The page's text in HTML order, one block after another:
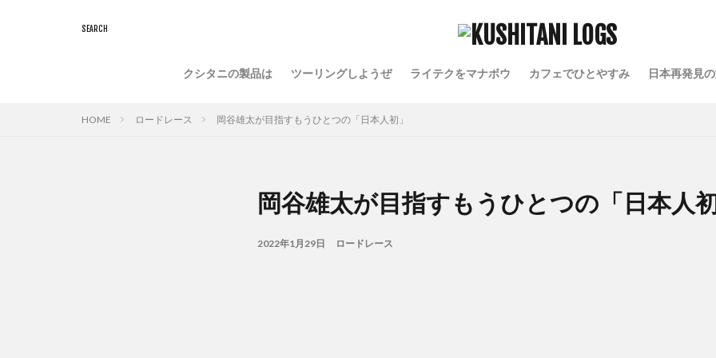
クシタニの製品は ツーリングしようぜ ライテクをマナボウ カフェでひとやすみ 日本再発見
HOME ロードレース 岡谷雄太が目指すもうひとつの「日本人初」
岡谷雄太が目指すもうひとつの「日本人初
2022年1月29日 ロードレース